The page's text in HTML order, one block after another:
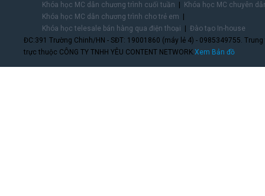
Khóa học MC dẫn chương trình cuối tuần
Khóa học MC chuyên
Khóa học MC dẫn chương trình cho trẻ em
Khóa học telesale bán hàng qua điện thoại
Đào tạo In-house
ĐC:391 Trường Chinh/HN - SĐT: 19001860 (máy lẻ 4) - 0985349755.
trực thuộc CÔNG TY TNHH YÊU CONTENT NETWORK.Xem Bản đồ